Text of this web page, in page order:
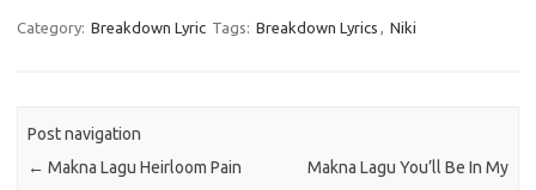
Category: Breakdown Lyric Tags: Breakdown Lyrics , Niki
Post navigation
← Makna Lagu Heirloom Pain
Makna Lagu You’ll Be In My